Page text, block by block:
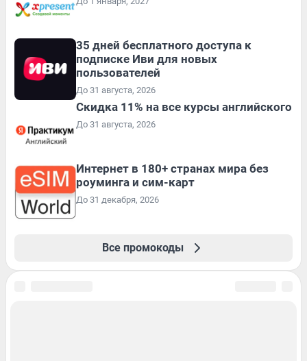
35 дней бесплатного доступа к
подписке Иви для новых
пользователей
До 31 августа, 2026
Скидка 11% на все курсы английского
До 31 августа, 2026
Интернет в 180+ странах мира без
роуминга и сим-карт
До 31 декабря, 2026
Все промокоды